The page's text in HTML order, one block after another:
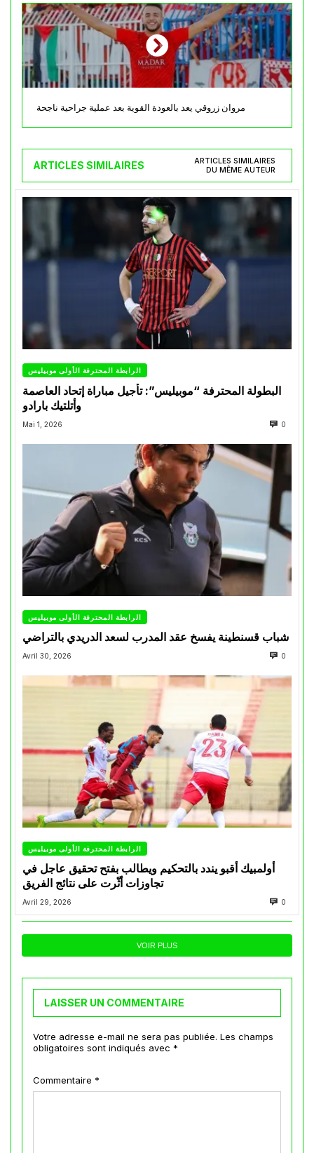
مروان زروقي يعد بالعودة القوية بعد عملية جراحية ناجحة
ARTICLES SIMILAIRES
ARTICLES SIMILAIRES
DU MÊME AUTEUR
الرابطة المحترفة الأولى موبيليس
البطولة المحترفة “موبيليس”: تأجيل مباراة إتحاد العاصمة
وأتلتيك بارادو
Mai 1, 2026 0
الرابطة المحترفة الأولى موبيليس
شباب قسنطينة يفسخ عقد المدرب لسعد الدريدي بالتراضي
Avril 30, 2026 0
الرابطة المحترفة الأولى موبيليس
أولمبيك أقبو يندد بالتحكيم ويطالب بفتح تحقيق عاجل في
تجاوزات أثّرت على نتائج الفريق
Avril 29, 2026 0
VOIR PLUS
LAISSER UN COMMENTAIRE
Votre adresse e-mail ne sera pas publiée. Les champs
obligatoires sont indiqués avec *
Commentaire *